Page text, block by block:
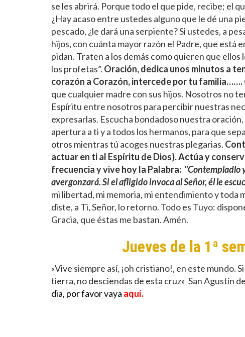
se les abrirá. Porque todo el que pide, recibe; el
¿Hay acaso entre ustedes alguno que le dé una
pescado, ¿le dará una serpiente? Si ustedes, a
hijos, con cuánta mayor razón el Padre, que está
pidan. Traten a los demás como quieren que
los profetas”. Oración, dedica unos minutos a
corazón a Corazón, intercede por tu familia…….
que cualquier madre con sus hijos. Nosotros no
Espíritu entre nosotros para percibir nuestras
expresarlas. Escucha bondadoso nuestra
apertura a ti y a todos los hermanos, para que
otros mientras tú acoges nuestras plegarias.
actuar en ti al Espíritu de Dios). Actúa y
frecuencia y vive hoy la Palabra: "Contempladlo
avergonzará. Si el afligido invoca al Señor, él le
mi libertad, mi memoria, mi entendimiento y toda
diste, a Ti, Señor, lo retorno. Todo es Tuyo:
Gracia, que éstas me bastan. Amén.
Jueves de la 1ª
«Vive siempre así, ¡oh cristiano!, en este mundo.
tierra, no desciendas de esta cruz» San Agustín
dia, por favor vaya aquí.